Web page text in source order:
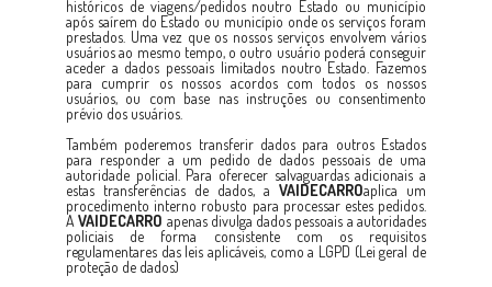
históricos de viagens/pedidos noutro Estado ou município
após saírem do Estado ou município onde os serviços foram
prestados. Uma vez que os nossos serviços envolvem vários
usuários ao mesmo tempo, o outro usuário poderá conseguir
aceder a dados pessoais limitados noutro Estado. Fazemos
para cumprir os nossos acordos com todos os nossos
usuários, ou com base nas instruções ou consentimento
prévio dos usuários.
Também poderemos transferir dados para outros Estados
para responder a um pedido de dados pessoais de uma
autoridade policial. Para oferecer salvaguardas adicionais a
estas transferências de dados, a VAIDECARROaplica um
procedimento interno robusto para processar estes pedidos.
AVAIDECARRO apenas divulga dados pessoais a autoridades
policiais de forma consistente com os requisitos
regulamentares das leis aplicáveis, como a LGPD (Lei geral de
proteção de dados)